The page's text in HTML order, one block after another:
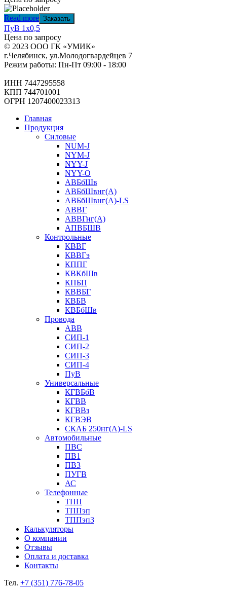
Read more Заказать
ПуВ 1х0,5
Цена по запросу
© 2023 ООО ГК «УМИК»
г.Челябинск, ул.Молодогвардейцев 7
Режим работы: Пн-Пт 09:00 - 18:00
ИНН 7447295558
КПП 744701001
ОГРН 1207400023313
Главная
Продукция
Силовые
NUM-J
NYM-J
NYY-J
NYY-O
АВБбШв
АВБбШвнг(А)
АВБбШвнг(А)-LS
АВВГ
АВВГнг(А)
АПВБШВ
Контрольные
КВВГ
КВВГэ
КППГ
КВКбШв
КПБП
КВВБГ
КВБВ
КВБбШв
Провода
АВВ
СИП-1
СИП-2
СИП-3
СИП-4
ПуВ
Универсальные
КГВБбВ
КГВВ
КГВВз
КГВЭВ
СКАБ 250нг(А)-LS
Автомобильные
ПВС
ПВ1
ПВ3
ПУГВ
АС
Телефонные
ТПП
ТППэп
ТППэпЗ
Калькуляторы
О компании
Отзывы
Оплата и доставка
Контакты
Тел. +7 (351) 776-78-05